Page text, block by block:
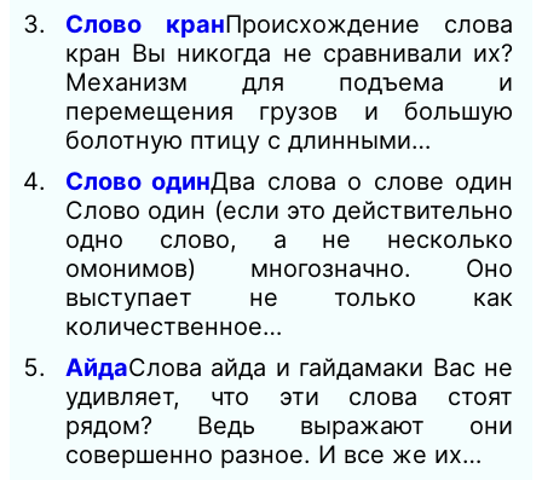
Слово кранПроисхождение слова
кран Вы никогда не сравнивали их?
Механизм для подъема и
перемещения грузов и большую
болотную птицу с длинными…
Слово одинДва слова о слове один
Слово один (если это действительно
одно слово, а не несколько
омонимов) многозначно. Оно
выступает не только как
количественное…
АйдаСлова айда и гайдамаки Вас не
удивляет, что эти слова стоят
рядом? Ведь выражают они
совершенно разное. И все же их…